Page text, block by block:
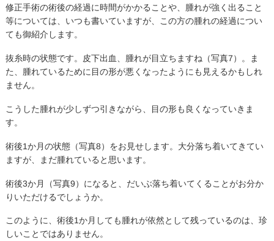
修正手術の術後の経過に時間がかかることや、腫れが強く出ること
等については、いつも書いていますが、この方の腫れの経過につい
ても御紹介します。
抜糸時の状態です。皮下出血、腫れが目立ちますね（写真7）。ま
た、腫れているために目の形が悪くなったようにも見えるかもしれ
ません。
こうした腫れが少しずつ引きながら、目の形も良くなっていきま
す。
術後1か月の状態（写真8）をお見せします。大分落ち着いてきてい
ますが、まだ腫れていると思います。
術後3か月（写真9）になると、だいぶ落ち着いてくることがお分か
りいただけるでしょうか。
このように、術後1か月しても腫れが依然として残っているのは、珍
しいことではありません。